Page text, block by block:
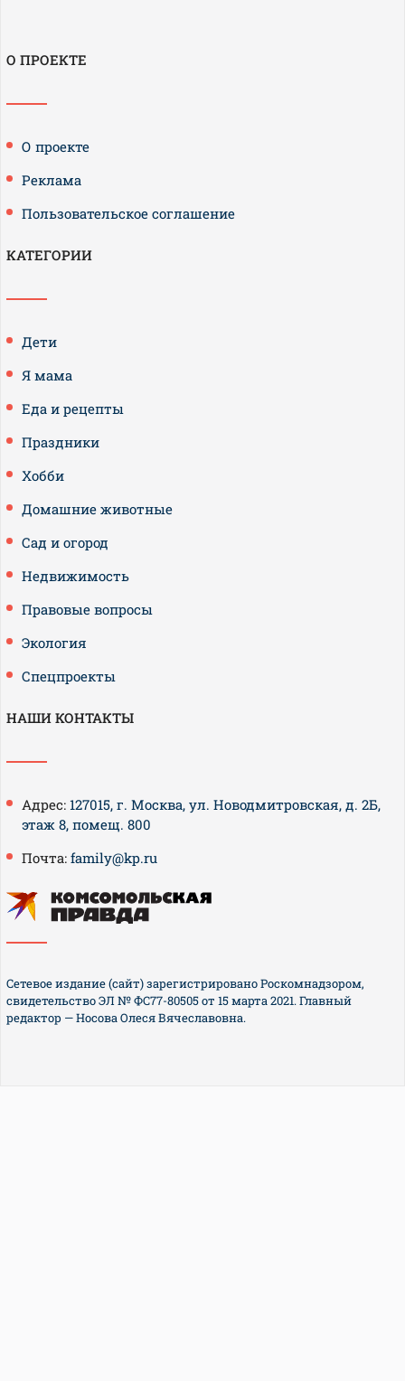
О ПРОЕКТЕ
О проекте
Реклама
Пользовательское соглашение
КАТЕГОРИИ
Дети
Я мама
Еда и рецепты
Праздники
Хобби
Домашние животные
Сад и огород
Недвижимость
Правовые вопросы
Экология
Спецпроекты
НАШИ КОНТАКТЫ
Адрес: 127015, г. Москва, ул. Новодмитровская, д. 2Б,
этаж 8, помещ. 800
Почта: family@kp.ru
Сетевое издание (сайт) зарегистрировано Роскомнадзором,
свидетельство ЭЛ № ФС77-80505 от 15 марта 2021. Главный
редактор — Носова Олеся Вячеславовна.